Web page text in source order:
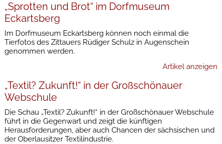
„Sprotten und Brot“ im Dorfmuseum
Eckartsberg
Im Dorfmuseum Eckartsberg können noch einmal die
Tierfotos des Zittauers Rüdiger Schulz in Augenschein
genommen werden.
Artikel anzeigen
„Textil? Zukunft!“ in der Großschönauer
Webschule
Die Schau „Textil? Zukunft!“ in der Großschönauer Webschule
führt in die Gegenwart und zeigt die künftigen
Herausforderungen, aber auch Chancen der sächsischen und
der Oberlausitzer Textilindustrie.